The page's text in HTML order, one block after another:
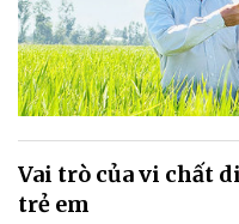
Vai trò của vi chất
trẻ em